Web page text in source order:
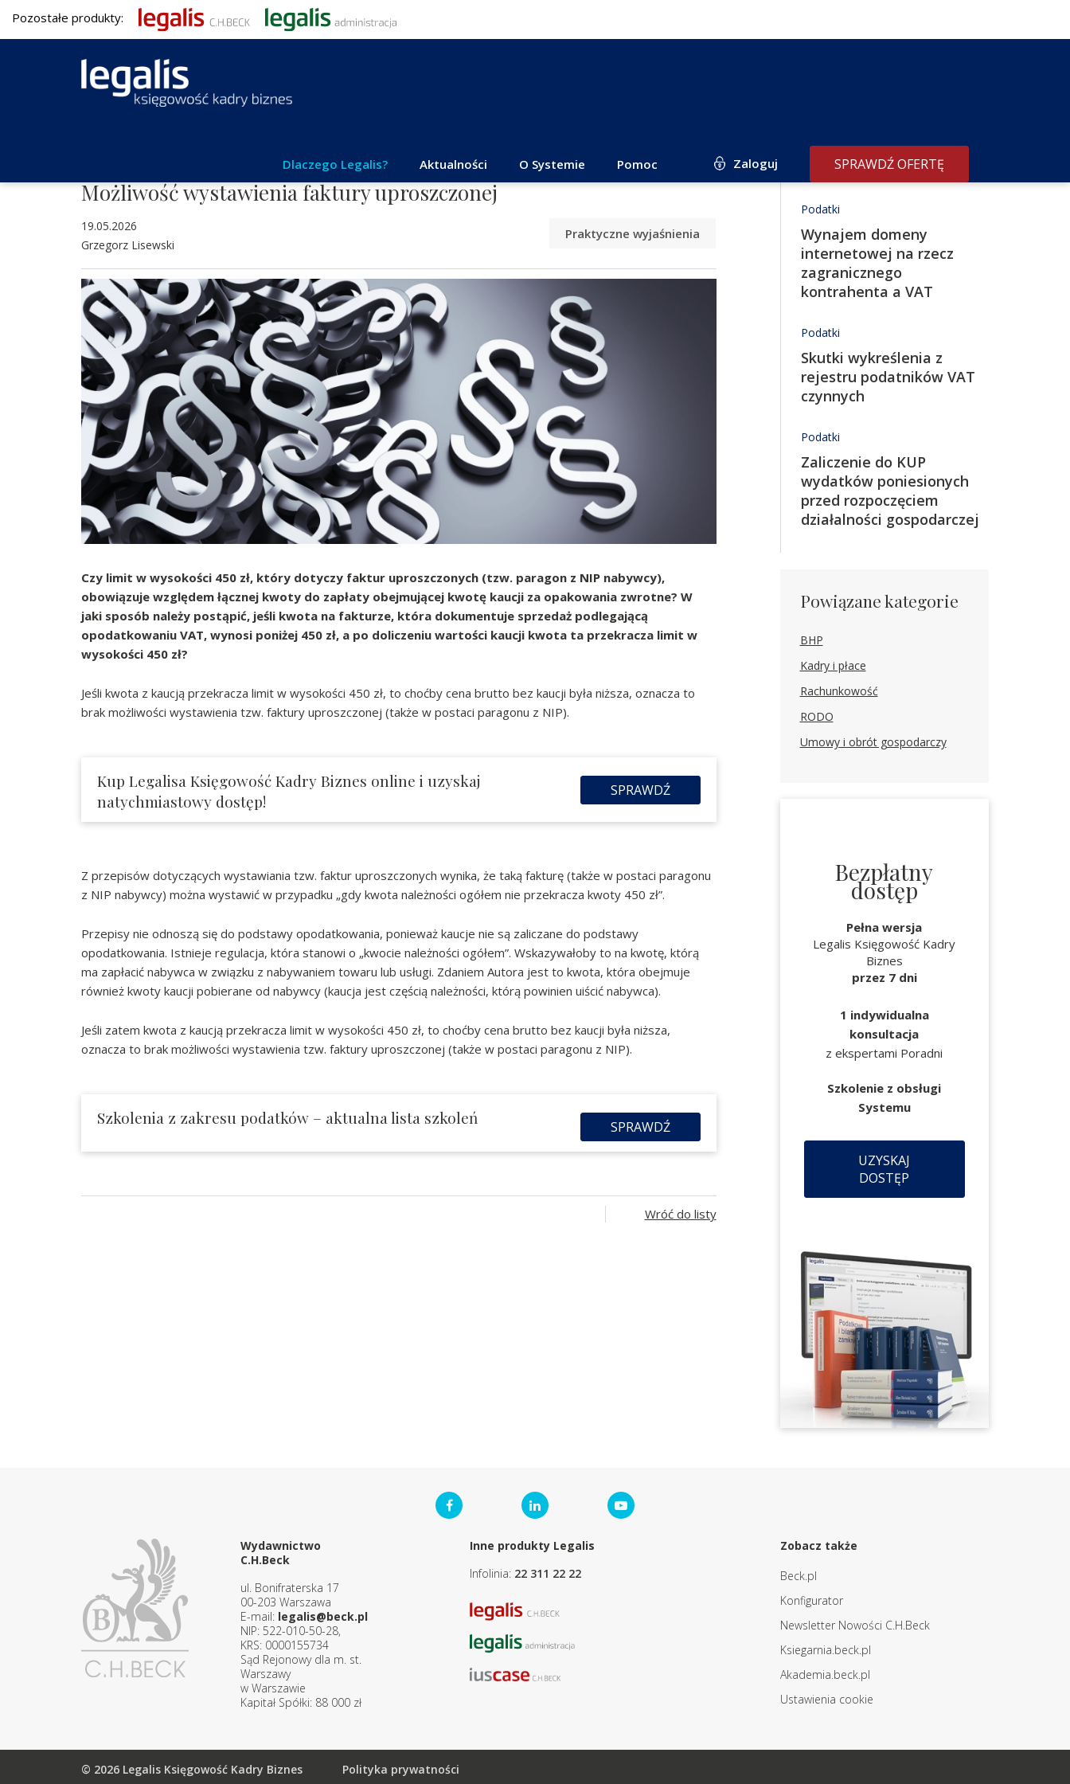
Pozostałe produkty:
Dlaczego Legalis? Aktualności O Systemie Pomoc Zaloguj SPRAWDŹ OFERTĘ
Możliwość wystawienia faktury uproszczonej
19.05.2026
Grzegorz Lisewski
Praktyczne wyjaśnienia
Czy limit w wysokości 450 zł, który dotyczy faktur uproszczonych (tzw. paragon z NIP nabywcy),
obowiązuje względem łącznej kwoty do zapłaty obejmującej kwotę kaucji za opakowania zwrotne? W
jaki sposób należy postąpić, jeśli kwota na fakturze, która dokumentuje sprzedaż podlegającą
opodatkowaniu VAT, wynosi poniżej 450 zł, a po doliczeniu wartości kaucji kwota ta przekracza limit w
wysokości 450 zł?
Jeśli kwota z kaucją przekracza limit w wysokości 450 zł, to choćby cena brutto bez kaucji była niższa, oznacza to
brak możliwości wystawienia tzw. faktury uproszczonej (także w postaci paragonu z NIP).
Kup Legalisa Księgowość Kadry Biznes online i uzyskaj
natychmiastowy dostęp!
SPRAWDŹ
Z przepisów dotyczących wystawiania tzw. faktur uproszczonych wynika, że taką fakturę (także w postaci paragonu
z NIP nabywcy) można wystawić w przypadku „gdy kwota należności ogółem nie przekracza kwoty 450 zł”.
Przepisy nie odnoszą się do podstawy opodatkowania, ponieważ kaucje nie są zaliczane do podstawy
opodatkowania. Istnieje regulacja, która stanowi o „kwocie należności ogółem”. Wskazywałoby to na kwotę, którą
ma zapłacić nabywca w związku z nabywaniem towaru lub usługi. Zdaniem Autora jest to kwota, która obejmuje
również kwoty kaucji pobierane od nabywcy (kaucja jest częścią należności, którą powinien uiścić nabywca).
Jeśli zatem kwota z kaucją przekracza limit w wysokości 450 zł, to choćby cena brutto bez kaucji była niższa,
oznacza to brak możliwości wystawienia tzw. faktury uproszczonej (także w postaci paragonu z NIP).
Szkolenia z zakresu podatków – aktualna lista szkoleń SPRAWDŹ
Wróć do listy
Redakcja poleca
Podatki
Wynajem domeny
internetowej na rzecz
zagranicznego
kontrahenta a VAT
Podatki
Skutki wykreślenia z
rejestru podatników VAT
czynnych
Podatki
Zaliczenie do KUP
wydatków poniesionych
przed rozpoczęciem
działalności gospodarczej
Powiązane kategorie
BHP
Kadry i płace
Rachunkowość
RODO
Umowy i obrót gospodarczy
Bezpłatny
dostęp
Pełna wersja
Legalis Księgowość Kadry
Biznes
przez 7 dni
1 indywidualna
konsultacja
z ekspertami Poradni
Szkolenie z obsługi
Systemu
UZYSKAJ
DOSTĘP
Wydawnictwo
C.H.Beck
ul. Bonifraterska 17
00-203 Warszawa
E-mail: legalis@beck.pl
NIP: 522-010-50-28,
KRS: 0000155734
Sąd Rejonowy dla m. st.
Warszawy
w Warszawie
Kapitał Spółki: 88 000 zł
Inne produkty Legalis
Infolinia: 22 311 22 22
Zobacz także
Beck.pl
Konfigurator
Newsletter Nowości C.H.Beck
Ksiegarnia.beck.pl
Akademia.beck.pl
Ustawienia cookie
© 2026 Legalis Księgowość Kadry Biznes Polityka prywatności